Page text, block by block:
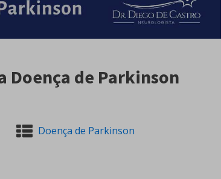
Doença de Parkinson
Doença de Parkinson